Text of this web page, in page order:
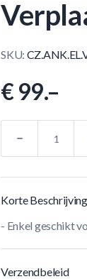
SKU:
€ 99.–
Korte Beschrijving
- Enkel geschikt
Verzendbeleid